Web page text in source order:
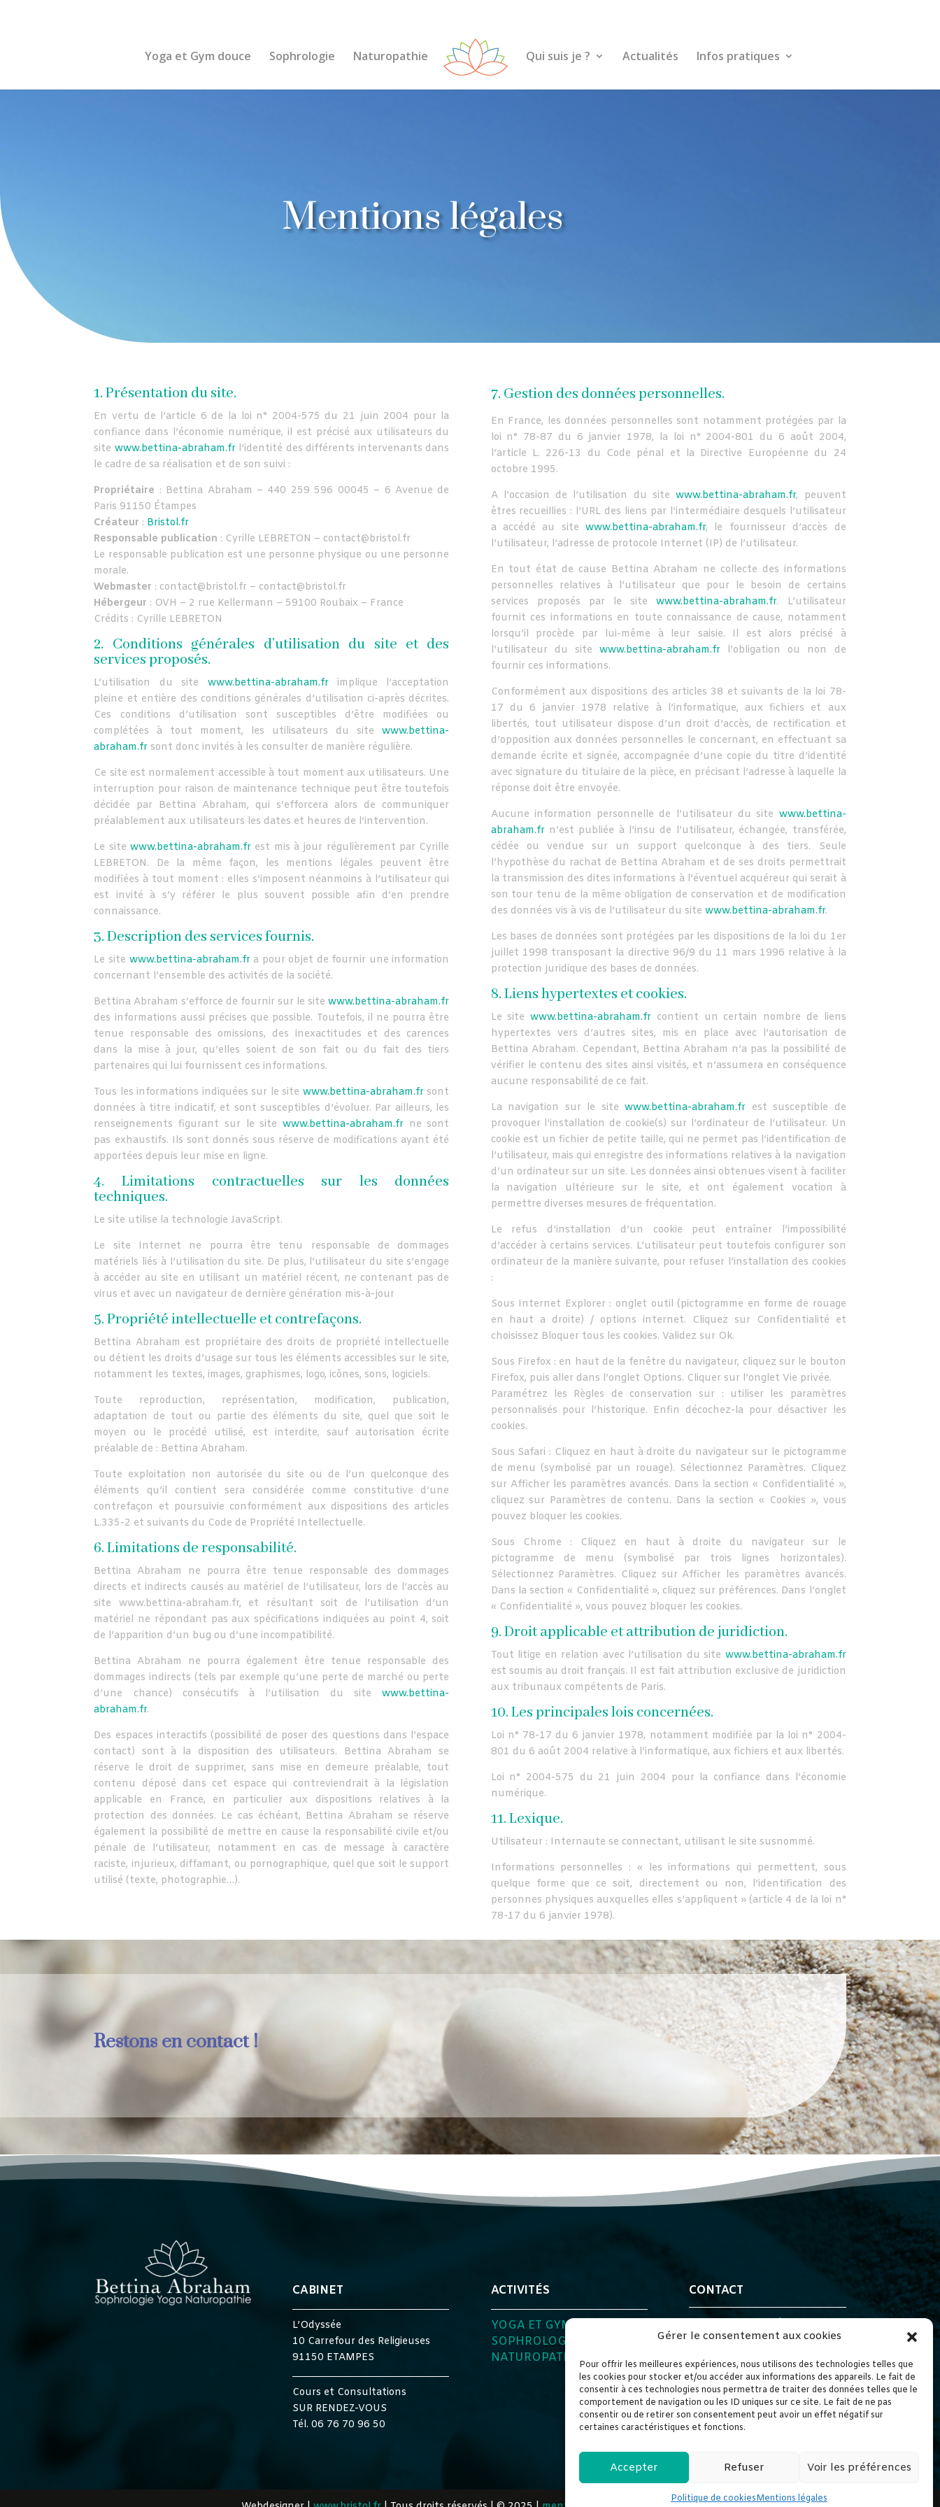
Gérer le consentement aux cookies
Pour offrir les meilleures expériences, nous utilisons des technologies telles que
les cookies pour stocker et/ou accéder aux informations des appareils. Le fait de
consentir à ces technologies nous permettra de traiter des données telles que le
comportement de navigation ou les ID uniques sur ce site. Le fait de ne pas
consentir ou de retirer son consentement peut avoir un effet négatif sur
certaines caractéristiques et fonctions.
Accepter Refuser Voir les préférences
Politique de cookiesMentions légales
Yoga et Gym douce Sophrologie Naturopathie Qui suis je ? Actualités Infos pratiques
Mentions légales
1. Présentation du site.
En vertu de l’article 6 de la loi n° 2004-575 du 21 juin 2004 pour la
confiance dans l’économie numérique, il est précisé aux utilisateurs du
site www.bettina-abraham.frl’identité des différents intervenants dans
le cadre de sa réalisation et de son suivi :
Propriétaire : Bettina Abraham – 440 259 596 00045 – 6 Avenue de
Paris 91150 Étampes
Créateur : Bristol.fr
Responsable publication : Cyrille LEBRETON – contact@bristol.fr
Le responsable publication est une personne physique ou une personne
morale.
Webmaster : contact@bristol.fr – contact@bristol.fr
Hébergeur : OVH – 2 rue Kellermann – 59100 Roubaix – France
Crédits : Cyrille LEBRETON
2. Conditions générales d’utilisation du site et des
services proposés.
L’utilisation du site www.bettina-abraham.frimplique l’acceptation
pleine et entière des conditions générales d’utilisation ci-après décrites.
Ces conditions d’utilisation sont susceptibles d’être modifiées ou
complétées à tout moment, les utilisateurs du sitewww.bettina-
abraham.fr sont donc invités à les consulter de manière régulière.
Ce site est normalement accessible à tout moment aux utilisateurs. Une
interruption pour raison de maintenance technique peut être toutefois
décidée par Bettina Abraham, qui s’efforcera alors de communiquer
préalablement aux utilisateurs les dates et heures de l’intervention.
Le sitewww.bettina-abraham.fr est mis à jour régulièrement par Cyrille
LEBRETON. De la même façon, les mentions légales peuvent être
modifiées à tout moment : elles s’imposent néanmoins à l’utilisateur qui
est invité à s’y référer le plus souvent possible afin d’en prendre
connaissance.
3. Description des services fournis.
Le site www.bettina-abraham.fra pour objet de fournir une information
concernant l’ensemble des activités de la société.
Bettina Abraham s’efforce de fournir sur le sitewww.bettina-abraham.fr
des informations aussi précises que possible. Toutefois, il ne pourra être
tenue responsable des omissions, des inexactitudes et des carences
dans la mise à jour, qu’elles soient de son fait ou du fait des tiers
partenaires qui lui fournissent ces informations.
Tous les informations indiquées sur le site www.bettina-abraham.frsont
données à titre indicatif, et sont susceptibles d’évoluer. Par ailleurs, les
renseignements figurant sur le site www.bettina-abraham.fr ne sont
pas exhaustifs. Ils sont donnés sous réserve de modifications ayant été
apportées depuis leur mise en ligne.
4. Limitations contractuelles sur les données
techniques.
Le site utilise la technologie JavaScript.
Le site Internet ne pourra être tenu responsable de dommages
matériels liés à l’utilisation du site. De plus, l’utilisateur du site s’engage
à accéder au site en utilisant un matériel récent, ne contenant pas de
virus et avec un navigateur de dernière génération mis-à-jour
5. Propriété intellectuelle et contrefaçons.
Bettina Abraham est propriétaire des droits de propriété intellectuelle
ou détient les droits d’usage sur tous les éléments accessibles sur le site,
notamment les textes, images, graphismes, logo, icônes, sons, logiciels.
Toute reproduction, représentation, modification, publication,
adaptation de tout ou partie des éléments du site, quel que soit le
moyen ou le procédé utilisé, est interdite, sauf autorisation écrite
préalable de : Bettina Abraham.
Toute exploitation non autorisée du site ou de l’un quelconque des
éléments qu’il contient sera considérée comme constitutive d’une
contrefaçon et poursuivie conformément aux dispositions des articles
L.335-2 et suivants du Code de Propriété Intellectuelle.
6. Limitations de responsabilité.
Bettina Abraham ne pourra être tenue responsable des dommages
directs et indirects causés au matériel de l’utilisateur, lors de l’accès au
site www.bettina-abraham.fr, et résultant soit de l’utilisation d’un
matériel ne répondant pas aux spécifications indiquées au point 4, soit
de l’apparition d’un bug ou d’une incompatibilité.
Bettina Abraham ne pourra également être tenue responsable des
dommages indirects (tels par exemple qu’une perte de marché ou perte
d’une chance) consécutifs à l’utilisation du sitewww.bettina-
abraham.fr.
Des espaces interactifs (possibilité de poser des questions dans l’espace
contact) sont à la disposition des utilisateurs. Bettina Abraham se
réserve le droit de supprimer, sans mise en demeure préalable, tout
contenu déposé dans cet espace qui contreviendrait à la législation
applicable en France, en particulier aux dispositions relatives à la
protection des données. Le cas échéant, Bettina Abraham se réserve
également la possibilité de mettre en cause la responsabilité civile et/ou
pénale de l’utilisateur, notamment en cas de message à caractère
raciste, injurieux, diffamant, ou pornographique, quel que soit le support
utilisé (texte, photographie…).
7. Gestion des données personnelles.
En France, les données personnelles sont notamment protégées par la
loi n° 78-87 du 6 janvier 1978, la loi n° 2004-801 du 6 août 2004,
l’article L. 226-13 du Code pénal et la Directive Européenne du 24
octobre 1995.
A l’occasion de l’utilisation du sitewww.bettina-abraham.fr, peuvent
êtres recueillies : l’URL des liens par l’intermédiaire desquels l’utilisateur
a accédé au sitewww.bettina-abraham.fr, le fournisseur d’accès de
l’utilisateur, l’adresse de protocole Internet (IP) de l’utilisateur.
En tout état de cause Bettina Abraham ne collecte des informations
personnelles relatives à l’utilisateur que pour le besoin de certains
services proposés par le sitewww.bettina-abraham.fr. L’utilisateur
fournit ces informations en toute connaissance de cause, notamment
lorsqu’il procède par lui-même à leur saisie. Il est alors précisé à
l’utilisateur du site www.bettina-abraham.frl’obligation ou non de
fournir ces informations.
Conformément aux dispositions des articles 38 et suivants de la loi 78-
17 du 6 janvier 1978 relative à l’informatique, aux fichiers et aux
libertés, tout utilisateur dispose d’un droit d’accès, de rectification et
d’opposition aux données personnelles le concernant, en effectuant sa
demande écrite et signée, accompagnée d’une copie du titre d’identité
avec signature du titulaire de la pièce, en précisant l’adresse à laquelle la
réponse doit être envoyée.
Aucune information personnelle de l’utilisateur du site www.bettina-
abraham.frn’est publiée à l’insu de l’utilisateur, échangée, transférée,
cédée ou vendue sur un support quelconque à des tiers. Seule
l’hypothèse du rachat de Bettina Abraham et de ses droits permettrait
la transmission des dites informations à l’éventuel acquéreur qui serait à
son tour tenu de la même obligation de conservation et de modification
des données vis à vis de l’utilisateur du site www.bettina-abraham.fr.
Les bases de données sont protégées par les dispositions de la loi du 1er
juillet 1998 transposant la directive 96/9 du 11 mars 1996 relative à la
protection juridique des bases de données.
8. Liens hypertextes et cookies.
Le sitewww.bettina-abraham.fr contient un certain nombre de liens
hypertextes vers d’autres sites, mis en place avec l’autorisation de
Bettina Abraham. Cependant, Bettina Abraham n’a pas la possibilité de
vérifier le contenu des sites ainsi visités, et n’assumera en conséquence
aucune responsabilité de ce fait.
La navigation sur le sitewww.bettina-abraham.fr est susceptible de
provoquer l’installation de cookie(s) sur l’ordinateur de l’utilisateur. Un
cookie est un fichier de petite taille, qui ne permet pas l’identification de
l’utilisateur, mais qui enregistre des informations relatives à la navigation
d’un ordinateur sur un site. Les données ainsi obtenues visent à faciliter
la navigation ultérieure sur le site, et ont également vocation à
permettre diverses mesures de fréquentation.
Le refus d’installation d’un cookie peut entraîner l’impossibilité
d’accéder à certains services. L’utilisateur peut toutefois configurer son
ordinateur de la manière suivante, pour refuser l’installation des cookies
:
Sous Internet Explorer : onglet outil (pictogramme en forme de rouage
en haut a droite) / options internet. Cliquez sur Confidentialité et
choisissez Bloquer tous les cookies. Validez sur Ok.
Sous Firefox : en haut de la fenêtre du navigateur, cliquez sur le bouton
Firefox, puis aller dans l’onglet Options. Cliquer sur l’onglet Vie privée.
Paramétrez les Règles de conservation sur : utiliser les paramètres
personnalisés pour l’historique. Enfin décochez-la pour désactiver les
cookies.
Sous Safari : Cliquez en haut à droite du navigateur sur le pictogramme
de menu (symbolisé par un rouage). Sélectionnez Paramètres. Cliquez
sur Afficher les paramètres avancés. Dans la section « Confidentialité »,
cliquez sur Paramètres de contenu. Dans la section « Cookies », vous
pouvez bloquer les cookies.
Sous Chrome : Cliquez en haut à droite du navigateur sur le
pictogramme de menu (symbolisé par trois lignes horizontales).
Sélectionnez Paramètres. Cliquez sur Afficher les paramètres avancés.
Dans la section « Confidentialité », cliquez sur préférences. Dans l’onglet
« Confidentialité », vous pouvez bloquer les cookies.
9. Droit applicable et attribution de juridiction.
Tout litige en relation avec l’utilisation du site www.bettina-abraham.fr
est soumis au droit français. Il est fait attribution exclusive de juridiction
aux tribunaux compétents de Paris.
10. Les principales lois concernées.
Loi n° 78-17 du 6 janvier 1978, notamment modifiée par la loi n° 2004-
801 du 6 août 2004 relative à l’informatique, aux fichiers et aux libertés.
Loi n° 2004-575 du 21 juin 2004 pour la confiance dans l’économie
numérique.
11. Lexique.
Utilisateur : Internaute se connectant, utilisant le site susnommé.
Informations personnelles : « les informations qui permettent, sous
quelque forme que ce soit, directement ou non, l’identification des
personnes physiques auxquelles elles s’appliquent » (article 4 de la loi n°
78-17 du 6 janvier 1978).
Restons en contact !
CABINET
L’Odyssée
10 Carrefour des Religieuses
91150 ETAMPES
Cours et Consultations
SUR RENDEZ-VOUS
Tél. 06 76 70 96 50
ACTIVITÉS
YOGA ET GYM DOUCE
SOPHROLOGIE
NATUROPATHIE
CONTACT